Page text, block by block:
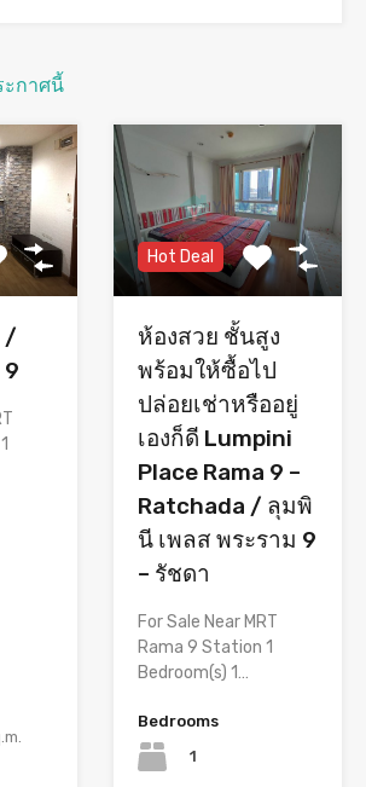
กาศนี้
/
9
Hot Deal
ห้องสวย ชั้นสูง
พร้อมให้ซื้อไป
ปล่อยเช่าหรืออยู่
เองก็ดี Lumpini
Place Rama 9 –
Ratchada / ลุมพิ
นี เพลส พระราม 9
– รัชดา
For Sale Near MRT
Rama 9 Station 1
Bedroom(s) 1…
Bedrooms
1